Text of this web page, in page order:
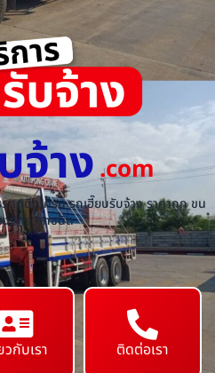
จ้าง.com
ทุกติดเครน รถเฮี๊ยบรับจ้าง ราคาถูก ขน
งจักร ทุกชนิด
วกับเรา ติดต่อเรา